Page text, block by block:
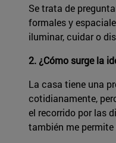
Se trata de
formales y
iluminar, cuidar o
2. ¿Cómo surge la
La casa tiene una
cotidianamente,
el recorrido por las
también me